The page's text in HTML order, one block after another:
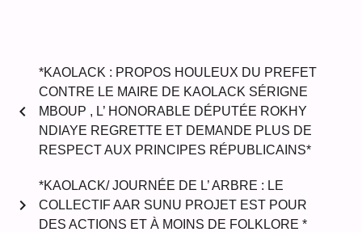
chevron_left
*KAOLACK : PROPOS HOULEUX DU PREFET
CONTRE LE MAIRE DE KAOLACK SÉRIGNE
MBOUP , L’ HONORABLE DÉPUTÉE ROKHY
NDIAYE REGRETTE ET DEMANDE PLUS DE
RESPECT AUX PRINCIPES RÉPUBLICAINS*
*KAOLACK/ JOURNÉE DE L’ ARBRE : LE
COLLECTIF AAR SUNU PROJET EST POUR
DES ACTIONS ET À MOINS DE FOLKLORE *
chevron_right